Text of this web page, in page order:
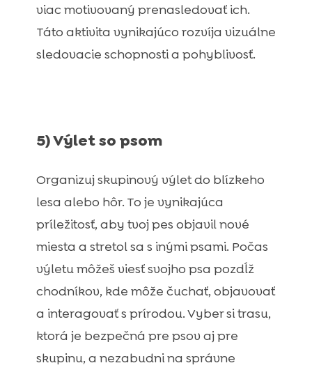
viac motivovaný prenasledovať ich.
Táto aktivita vynikajúco rozvíja vizuálne
sledovacie schopnosti a pohyblivosť.
5) Výlet so psom
Organizuj skupinový výlet do blízkeho
lesa alebo hôr. To je vynikajúca
príležitosť, aby tvoj pes objavil nové
miesta a stretol sa s inými psami. Počas
výletu môžeš viesť svojho psa pozdĺž
chodníkov, kde môže čuchať, objavovať
a interagovať s prírodou. Vyber si trasu,
ktorá je bezpečná pre psov aj pre
skupinu, a nezabudni na správne